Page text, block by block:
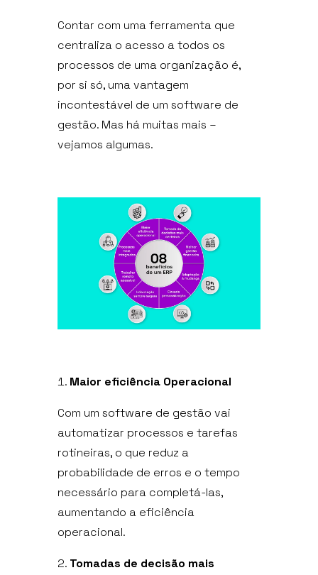
Contar com uma ferramenta que
centraliza o acesso a todos os
processos de uma organização é,
por si só, uma vantagem
incontestável de um software de
gestão. Mas há muitas mais –
vejamos algumas.
Maior eficiência Operacional
Com um software de gestão vai
automatizar processos e tarefas
rotineiras, o que reduz a
probabilidade de erros e o tempo
necessário para completá-las,
aumentando a eficiência
operacional.
Tomadas de decisão mais